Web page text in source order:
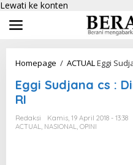
Lewati ke konten
Homepage / ACTUALEggi
Eggi Sudjana cs :
RI
Redaksi
Kamis, 19 April 2018 - 13:38
ACTUAL, NASIONAL, OPINI